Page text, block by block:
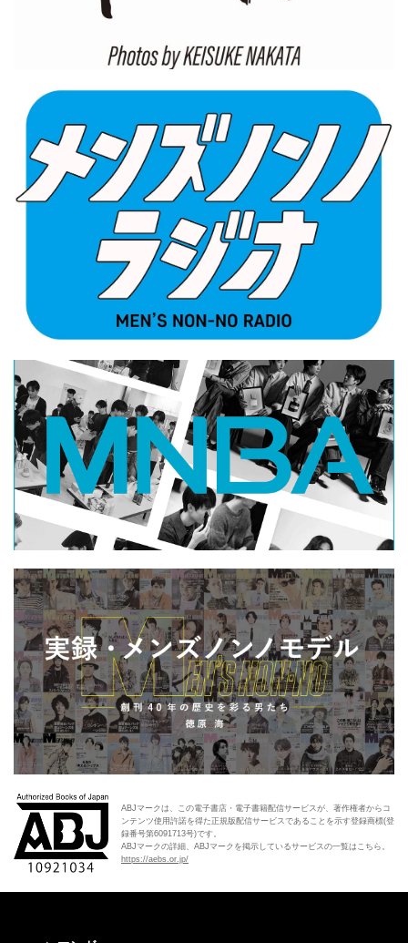
ABJマークは、この電子書店・電子書籍配信サービスが、著作権者からコ
ンテンツ使用許諾を得た正規版配信サービスであることを示す登録商標(登
録番号第6091713号)です。
ABJマークの詳細、ABJマークを掲示しているサービスの一覧はこちら。
https://aebs.or.jp/